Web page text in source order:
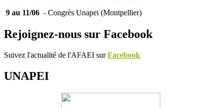
9 au 11/06 - Congrès Unapei (Montpellier)
Rejoignez-nous sur Facebook
Suivez l'actualité de l'AFAEI surFacebook
UNAPEI